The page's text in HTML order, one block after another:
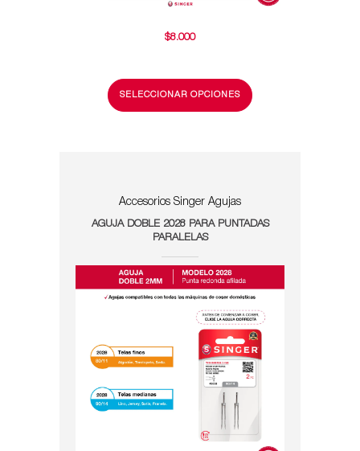
$8.000
SELECCIONAR OPCIONES
Accesorios Singer Agujas
AGUJA DOBLE 2028 PARA PUNTADAS
PARALELAS